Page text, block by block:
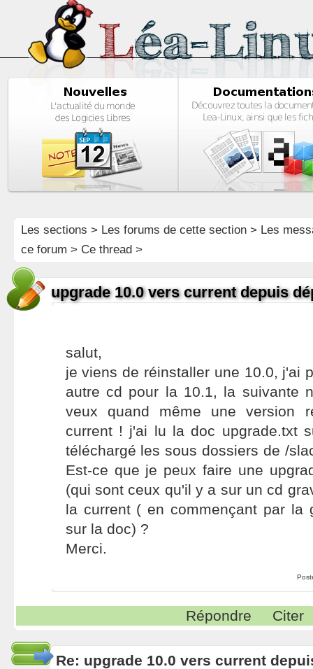
Les sections > Les forums de cette section> Les
ce forum > Ce thread >
upgrade 10.0 vers current depuis
salut,
je viens de réinstaller une 10.0, j'ai
autre cd pour la 10.1, la suivante
veux quand même une version
current ! j'ai lu la doc upgrade.txt
téléchargé les sous dossiers de /
Est-ce que je peux faire une
(qui sont ceux qu'il y a sur un cd
la current ( en commençant par la
sur la doc) ?
Merci.
Répondre Citer
Re: upgrade 10.0 vers current